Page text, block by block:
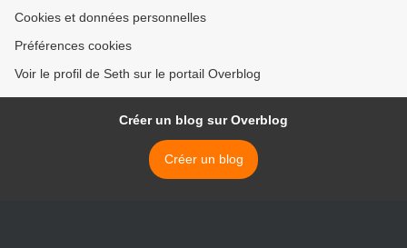
Cookies et données personnelles
Préférences cookies
Voir le profil de Seth sur le portail Overblog
Créer un blog sur Overblog
Créer un blog